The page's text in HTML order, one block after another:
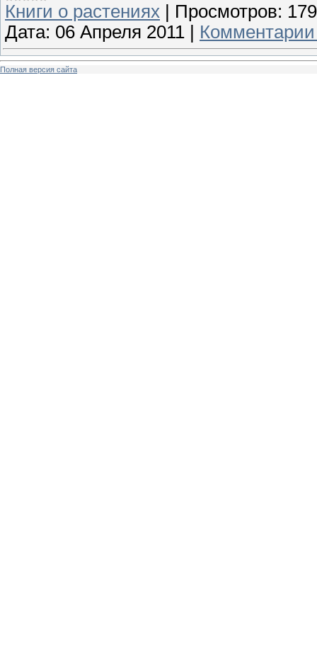
Книги о растениях | Просмотров:
Дата: 06 Апреля 2011 |
Полная версия сайта